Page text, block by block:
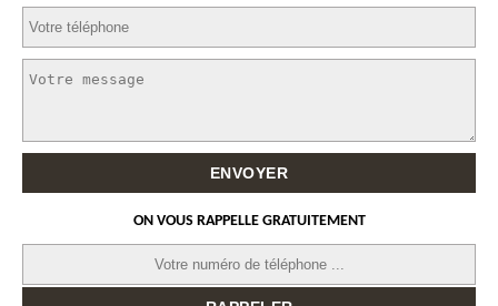
ON VOUS RAPPELLE GRATUITEMENT